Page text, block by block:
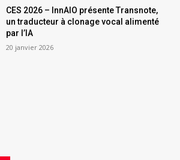
CES 2026 – InnAIO présente Transnote,
un traducteur à clonage vocal alimenté
par l’IA
20 janvier 2026